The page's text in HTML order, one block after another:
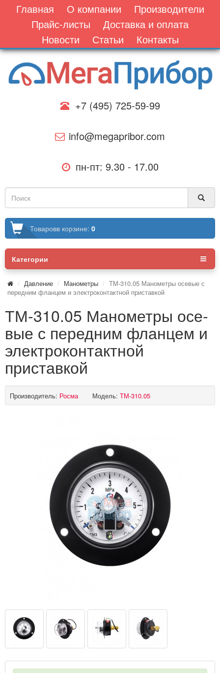
Главная О компании
Производители
Прайс-листы
Доставка и оплата
Новости
Статьи Контакты
+7 (495) 725-59-99
info@megapribor.com
пн-пт: 9.30 - 17.00
Товаровв корзине: 0
Категории
Давление Манометры
ТМ-310.05 Манометры осе­вые с
пе­ред­ним флан­цем и элек­тро­кон­такт­ной приставкой
ТМ-310.05 Манометры осе­
вые с пе­ред­ним флан­цем и
элек­тро­кон­такт­ной
приставкой
Производитель: Росма Модель: ТМ-310.05